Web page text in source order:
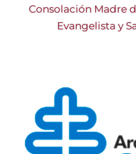
Consolación Madre
Evangelista y